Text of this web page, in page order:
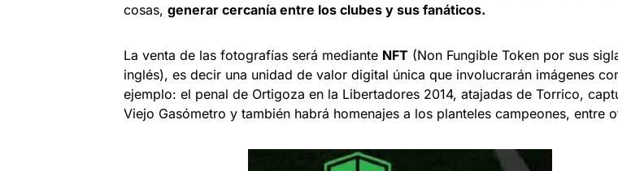
cosas, generar cercanía entre los clubes y sus fanáticos.
La venta de las fotografías será mediante NFT (Non Fungible Token por sus
inglés), es decir una unidad de valor digital única que involucrarán imágenes
ejemplo: el penal de Ortigoza en la Libertadores 2014, atajadas de Torrico,
Viejo Gasómetro y también habrá homenajes a los planteles campeones, entre